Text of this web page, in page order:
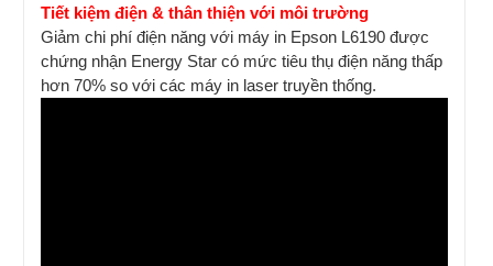
Tiết kiệm điện & thân thiện với môi trường
Giảm chi phí điện năng với máy in Epson L6190 được
chứng nhận Energy Star có mức tiêu thụ điện năng thấp
hơn 70% so với các máy in laser truyền thống.